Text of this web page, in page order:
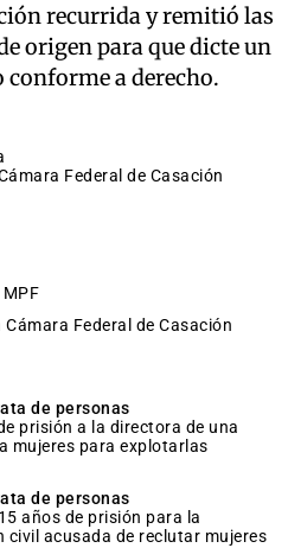
recurrida y remitió las
origen para que dicte un
a derecho.
Federal de Casación
Federal de Casación
de personas
prisión a la directora de una
mujeres para explotarlas
de personas
años de prisión para la
civil acusada de reclutar mujeres